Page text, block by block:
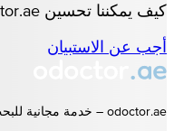
كيف يمكننا تحسين odoctor.ae بالنسبة لك؟
أجب عن الاستبيان
odoctor.ae – خدمة مجانية للبحث عن طبيب وحجز موعد عبر الإنترنت